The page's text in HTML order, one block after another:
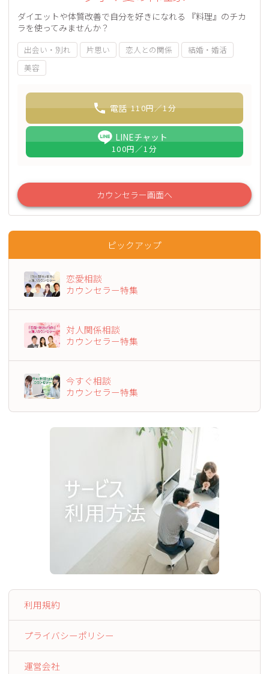
ダイエットや体質改善で自分を好きになれる 『料理』のチカ
ラを使ってみませんか？
出会い・別れ 片思い 恋人との関係
結婚・婚活
美容
電話 110円／1分
LINEチャット
100円／1分
カウンセラー画面へ
ピックアップ
恋愛相談
カウンセラー特集
対人関係相談
カウンセラー特集
今すぐ相談
カウンセラー特集
利用規約
プライバシーポリシー
運営会社